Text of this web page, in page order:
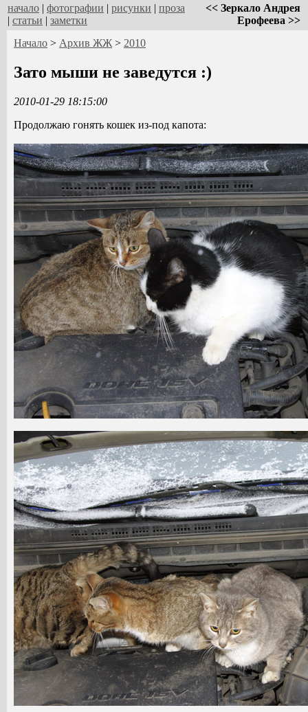
начало | фотографии | рисунки | проза
| статьи | заметки
<< Зеркало Андрея
Ерофеева >>
Начало > Архив ЖЖ > 2010
Зато мыши не заведутся :)
2010-01-29 18:15:00
Продолжаю гонять кошек из-под капота: